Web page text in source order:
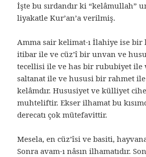
İşte bu sırdandır ki “kelâmullah”
liyakatle Kur’an’a verilmiş.
Amma sair kelimat-ı İlahiye ise bir
itibar ile ve cüz’î bir unvan ve
tecellisi ile ve has bir rububiyet ile
saltanat ile ve hususi bir rahmet
kelâmdır. Hususiyet ve külliyet
muhteliftir. Ekser ilhamat bu
derecatı çok mütefavittir.
Mesela, en cüz’îsi ve basiti,
Sonra avam-ı nâsın ilhamatıdır.